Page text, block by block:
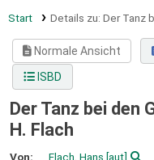
Start Details zu: Der Tanz
Normale Ansicht
ISBD
Der Tanz bei den
H. Flach
Von: Flach, Hans [aut]